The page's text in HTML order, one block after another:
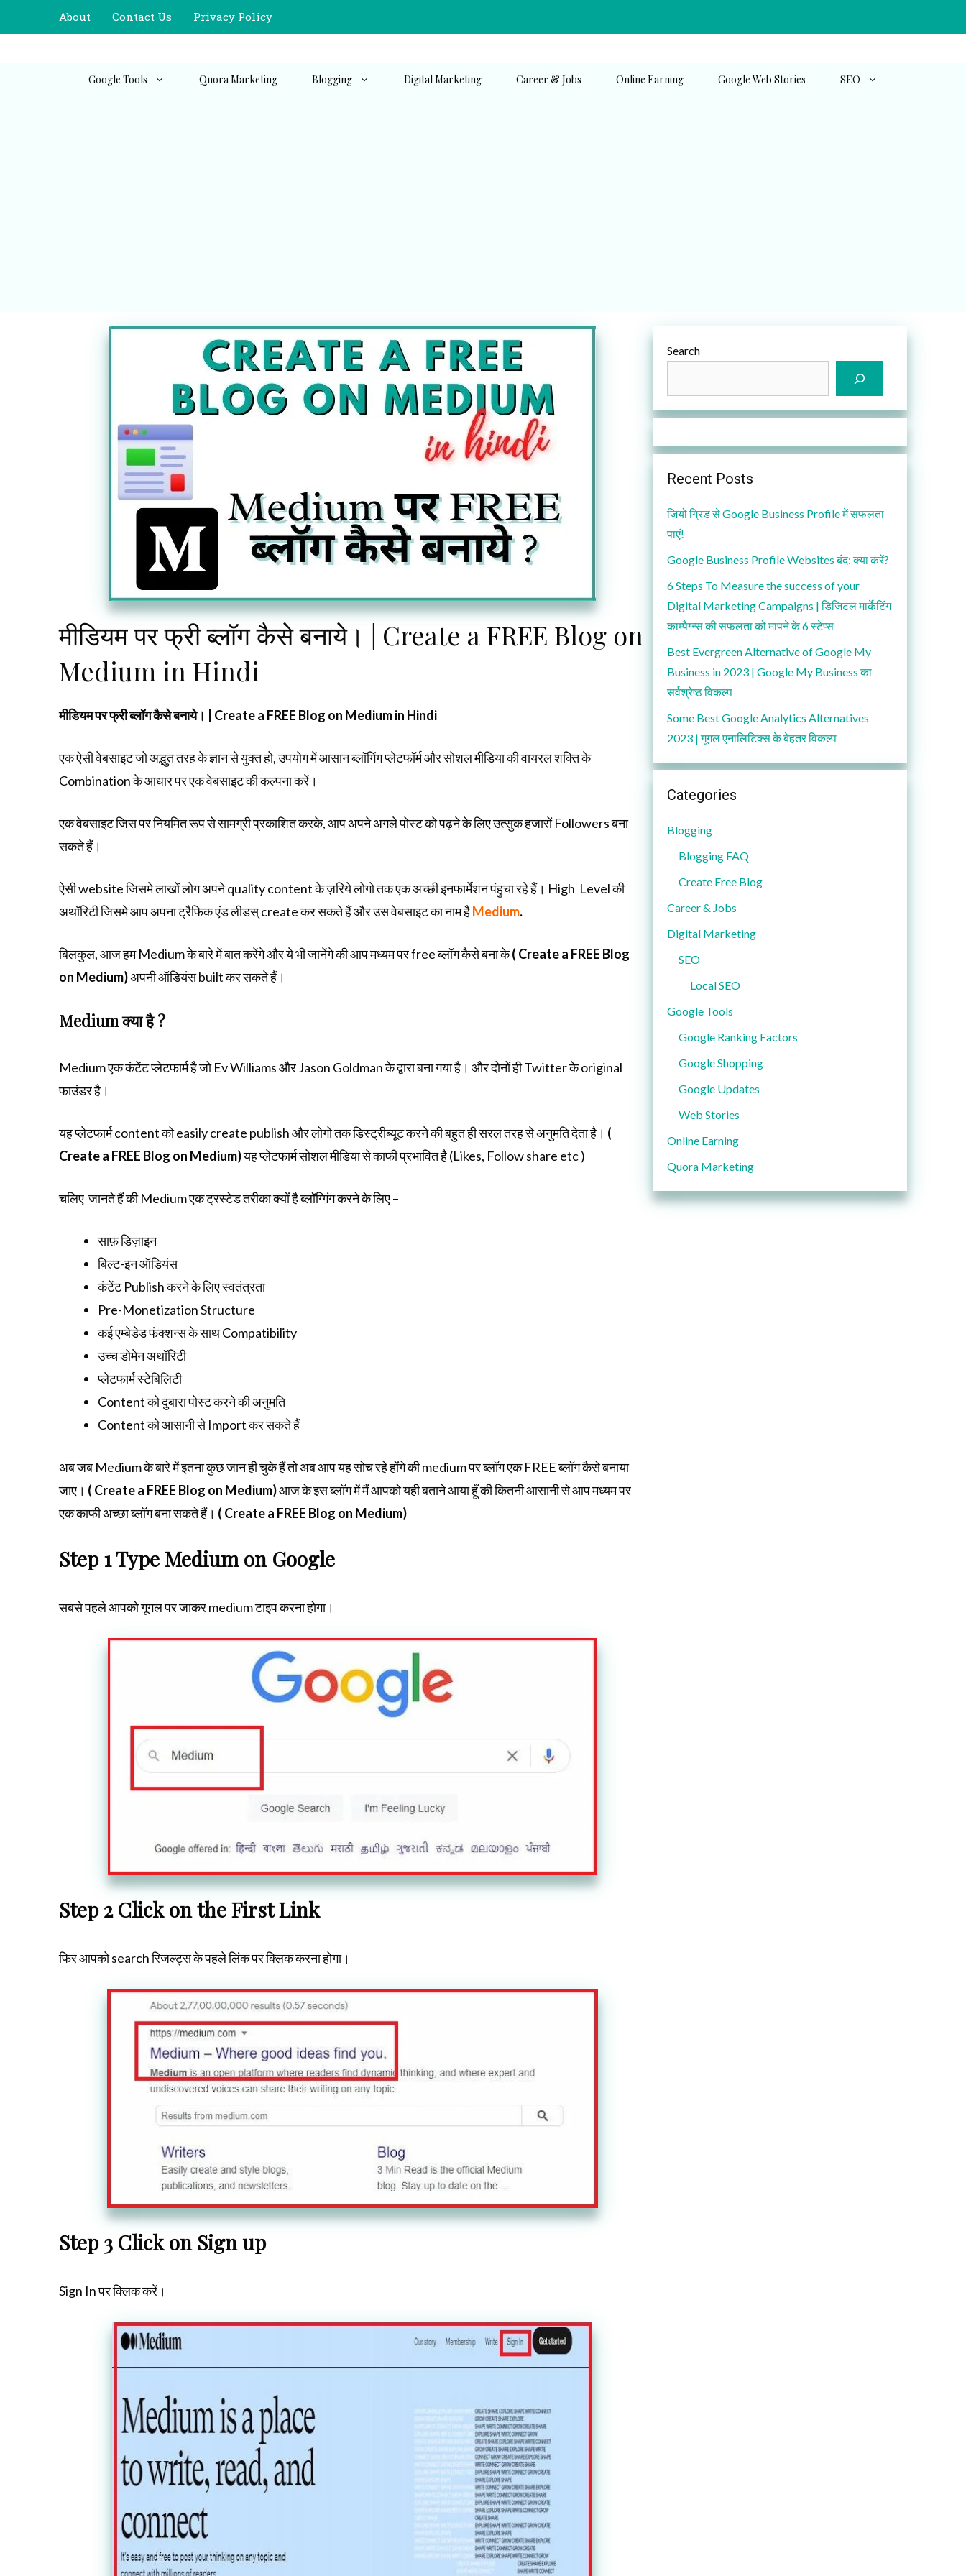
to
About Contact Us Privacy Policy
Google Tools Quora Marketing Blogging Digital Marketing Career & Jobs Online Earning Google Web Stories SEO
मीडियम पर फ्री ब्लॉग कैसे बनाये। | Create a FREE Blog on
Medium in Hindi
मीडियम पर फ्री ब्लॉग कैसे बनाये। | Create a FREE Blog on Medium in Hindi
एक ऐसी वेबसाइट जो अद्भुत तरह के ज्ञान से युक्त हो, उपयोग में आसान ब्लॉगिंग प्लेटफॉर्म और सोशल मीडिया की वायरल शक्ति के
Combination के आधार पर एक वेबसाइट की कल्पना करें।
एक वेबसाइट जिस पर नियमित रूप से सामग्री प्रकाशित करके, आप अपने अगले पोस्ट को पढ़ने के लिए उत्सुक हजारों Followers बना
सकते हैं।
ऐसी website जिसमे लाखों लोग अपने quality content के ज़रिये लोगो तक एक अच्छी इनफार्मेशन पंहुचा रहे हैं। High Level की
अथॉरिटी जिसमे आप अपना ट्रैफिक एंड लीडस् create कर सकते हैं और उस वेबसाइट का नाम हैMedium.
बिलकुल, आज हम Medium के बारे में बात करेंगे और ये भी जानेंगे की आप मध्यम पर free ब्लॉग कैसे बना के( Create a FREE Blog
on Medium)अपनी ऑडियंस built कर सकते हैं।
Medium क्या है ?
Medium एक कंटेंट प्लेटफार्म है जो Ev Williams और Jason Goldman के द्वारा बना गया है। और दोनों ही Twitter के original
फाउंडर है।
यह प्लेटफार्म content को easily create publish और लोगो तक डिस्ट्रीब्यूट करने की बहुत ही सरल तरह से अनुमति देता है। (
Create a FREE Blog on Medium)यह प्लेटफार्म सोशल मीडिया से काफी प्रभावित है (Likes, Follow share etc )
चलिए जानते हैं की Medium एक ट्रस्टेड तरीका क्यों है ब्लॉग्गिंग करने के लिए –
साफ़ डिज़ाइन
बिल्ट-इन ऑडियंस
कंटेंट Publish करने के लिए स्वतंत्रता
Pre-Monetization Structure
कई एम्बेडेड फंक्शन्स के साथ Compatibility
उच्च डोमेन अथॉरिटी
प्लेटफार्म स्टेबिलिटी
Content को दुबारा पोस्ट करने की अनुमति
Content को आसानी से Import कर सकते हैं
अब जब Medium के बारे में इतना कुछ जान ही चुके हैं तो अब आप यह सोच रहे होंगे की medium पर ब्लॉग एक FREE ब्लॉग कैसे बनाया
जाए। ( Create a FREE Blog on Medium)आज के इस ब्लॉग में मैं आपको यही बताने आया हूँ की कितनी आसानी से आप मध्यम पर
एक काफी अच्छा ब्लॉग बना सकते हैं। ( Create a FREE Blog on Medium)
Step 1 Type Medium on Google
सबसे पहले आपको गूगल पर जाकर medium टाइप करना होगा।
Step 2 Click on the First Link
फिर आपको search रिजल्ट्स के पहले लिंक पर क्लिक करना होगा।
Step 3 Click on Sign up
Sign In पर क्लिक करें।
Search
Recent Posts
जियो ग्रिड से Google Business Profile में सफलता
पाएं!
Google Business Profile Websites बंद: क्या करें?
6 Steps To Measure the success of your
Digital Marketing Campaigns | डिजिटल मार्केटिंग
काम्पैग्न्स की सफलता को मापने के 6 स्टेप्स
Best Evergreen Alternative of Google My
Business in 2023 | Google My Business का
सर्वश्रेष्ठ विकल्प
Some Best Google Analytics Alternatives
2023 | गूगल एनालिटिक्स के बेहतर विकल्प
Categories
Blogging
Blogging FAQ
Create Free Blog
Career & Jobs
Digital Marketing
SEO
Local SEO
Google Tools
Google Ranking Factors
Google Shopping
Google Updates
Web Stories
Online Earning
Quora Marketing